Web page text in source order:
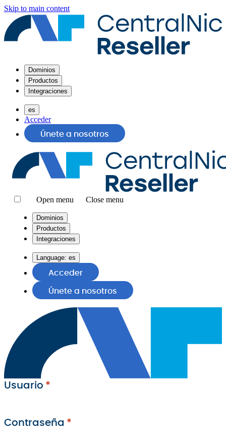
Skip to main content
Dominios
Productos
Integraciones
es
Acceder
Únete a nosotros
Open menu Close menu
Dominios
Productos
Integraciones
Language: es
Acceder
Únete a nosotros
Usuario
Contraseña